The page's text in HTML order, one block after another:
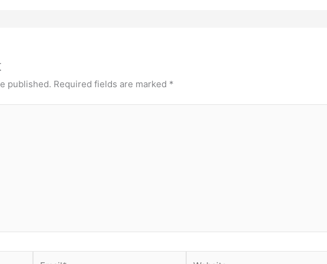
published. Required fields are marked *